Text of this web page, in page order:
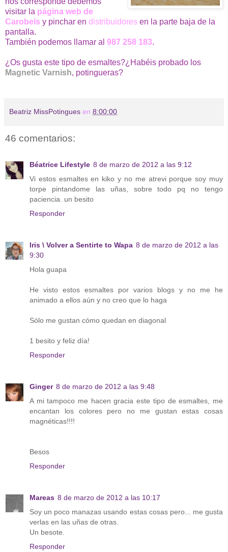
visitar la página web de
Carobels y pinchar en distribuidores en la parte baja de la
pantalla.
También podemos llamar al 987 258 183.
¿Os gusta este tipo de esmaltes?¿Habéis probado los
Magnetic Varnish, potingueras?
Beatriz MissPotingues en 8:00:00
46 comentarios:
Béatrice Lifestyle 8 de marzo de 2012 a las 9:12
Vi estos esmaltes en kiko y no me atrevi porque soy muy
torpe pintandome las uñas, sobre todo pq no tengo
paciencia. un besito
Responder
Iris \ Volver a Sentirte to Wapa 8 de marzo de 2012 a las
9:30
Hola guapa
He visto estos esmaltes por varios blogs y no me he
animado a ellos aún y no creo que lo haga
Sólo me gustan cómo quedan en diagonal
1 besito y feliz día!
Responder
Ginger 8 de marzo de 2012 a las 9:48
A mi tampoco me hacen gracia este tipo de esmaltes, me
encantan los colores pero no me gustan estas cosas
magnéticas!!!!
Besos
Responder
Mareas 8 de marzo de 2012 a las 10:17
Soy un poco manazas usando estas cosas pero... me gusta
verlas en las uñas de otras.
Un besote.
Responder